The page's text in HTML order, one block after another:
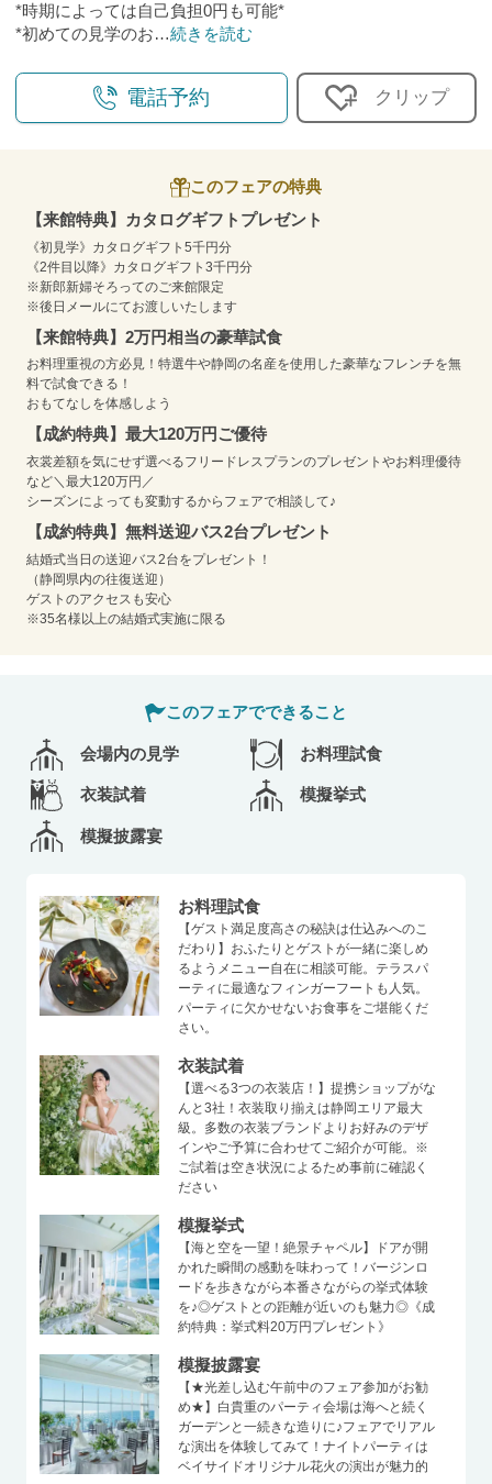
*時期によっては自己負担0円も可能*
*初めての見学のお…続きを読む
電話予約 クリップ
このフェアの特典
【来館特典】カタログギフトプレゼント
《初見学》カタログギフト5千円分
《2件目以降》カタログギフト3千円分
※新郎新婦そろってのご来館限定
※後日メールにてお渡しいたします
【来館特典】2万円相当の豪華試食
お料理重視の方必見！特選牛や静岡の名産を使用した豪華なフレンチを無
料で試食できる！
おもてなしを体感しよう
【成約特典】最大120万円ご優待
衣裳差額を気にせず選べるフリードレスプランのプレゼントやお料理優待
など＼最大120万円／
シーズンによっても変動するからフェアで相談して♪
【成約特典】無料送迎バス2台プレゼント
結婚式当日の送迎バス2台をプレゼント！
（静岡県内の往復送迎）
ゲストのアクセスも安心
※35名様以上の結婚式実施に限る
このフェアでできること
会場内の見学 お料理試食
衣装試着 模擬挙式
模擬披露宴
お料理試食
【ゲスト満足度高さの秘訣は仕込みへのこ
だわり】おふたりとゲストが一緒に楽しめ
るようメニュー自在に相談可能。テラスパ
ーティに最適なフィンガーフートも人気。
パーティに欠かせないお食事をご堪能くだ
さい。
衣装試着
【選べる3つの衣装店！】提携ショップがな
んと3社！衣装取り揃えは静岡エリア最大
級。多数の衣装ブランドよりお好みのデザ
インやご予算に合わせてご紹介が可能。※
ご試着は空き状況によるため事前に確認く
ださい
模擬挙式
【海と空を一望！絶景チャペル】ドアが開
かれた瞬間の感動を味わって！バージンロ
ードを歩きながら本番さながらの挙式体験
を♪◎ゲストとの距離が近いのも魅力◎《成
約特典：挙式料20万円プレゼント》
模擬披露宴
【★光差し込む午前中のフェア参加がお勧
め★】白貴重のパーティ会場は海へと続く
ガーデンと一続きな造りに♪フェアでリアル
な演出を体験してみて！ナイトパーティは
ベイサイドオリジナル花火の演出が魅力的